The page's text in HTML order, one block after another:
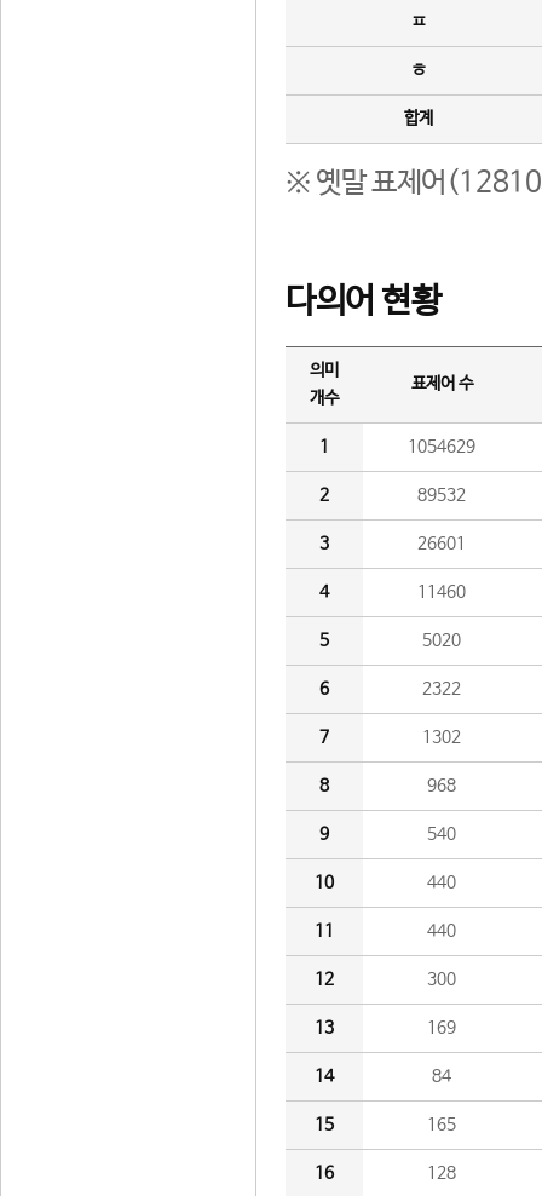
ㅍ
ㅎ
합계
※ 옛말 표제어(12810
다의어 현황
의미
개수
표제어 수
1 1054629
2 89532
3 26601
4 11460
5 5020
6 2322
7 1302
8 968
9 540
10 440
11 440
12 300
13 169
14 84
15 165
16 128